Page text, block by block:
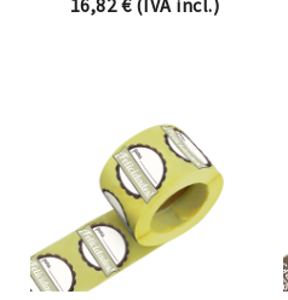
16,82€(IVA incl.)